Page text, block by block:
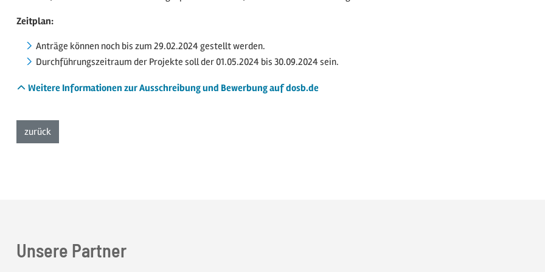
Zeitplan:
Anträge können noch bis zum 29.02.2024 gestellt werden.
Durchführungszeitraum der Projekte soll der 01.05.2024 bis 30.09.2024 sein.
Weitere Informationen zur Ausschreibung und Bewerbung auf dosb.de
zurück
Unsere Partner